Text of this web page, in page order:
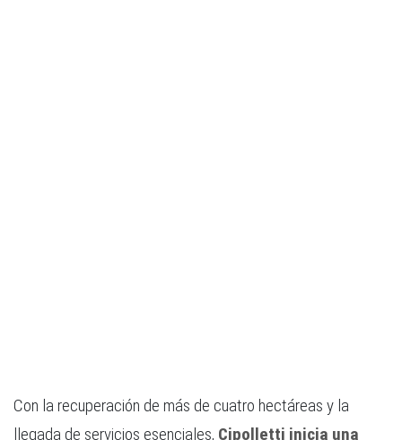
Con la recuperación de más de cuatro hectáreas y la
llegada de servicios esenciales, Cipolletti inicia una